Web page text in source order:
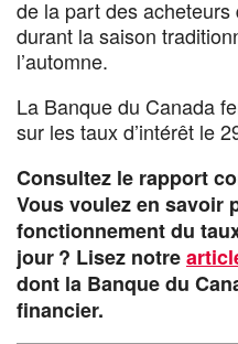
de la part des acheteurs
durant la saison
l’automne.
La Banque du Canada
sur les taux d’intérêt le
Consultez le rapport
Vous voulez en savoir
fonctionnement du
jour ? Lisez notre
dont la Banque du
financier.